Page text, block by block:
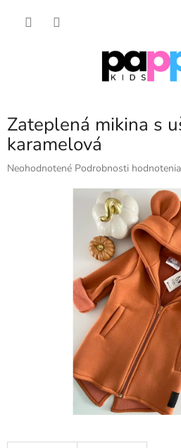
Zateplená mikina s
karamelová
Priemerné
Neohodnotené Podrobnosti hodnotenia